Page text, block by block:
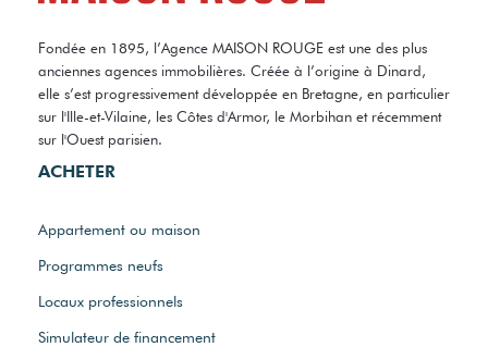
Fondée en 1895, l’Agence MAISON ROUGE est une des plus
anciennes agences immobilières. Créée à l’origine à Dinard,
elle s’est progressivement développée en Bretagne, en particulier
sur l'Ille-et-Vilaine, les Côtes d'Armor, le Morbihan et récemment
sur l'Ouest parisien.
ACHETER
Appartement ou maison
Programmes neufs
Locaux professionnels
Simulateur de financement